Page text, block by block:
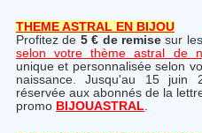
THEME ASTRAL EN BIJOU
Profitez de 5 € de remise sur les
selon votre thème astral de
unique et personnalisée selon
naissance. Jusqu'au 15 juin
réservée aux abonnés de la
promo BIJOUASTRAL.